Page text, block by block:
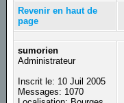
Revenir en haut de
page
sumorien
Administrateur
Inscrit le: 10 Juil 2005
Messages: 1070